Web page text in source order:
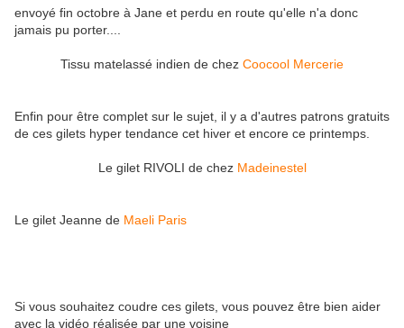
envoyé fin octobre à Jane et perdu en route qu'elle n'a donc
jamais pu porter....
Tissu matelassé indien de chez Coocool Mercerie
Enfin pour être complet sur le sujet, il y a d'autres patrons gratuits
de ces gilets hyper tendance cet hiver et encore ce printemps.
Le gilet RIVOLI de chezMadeinestel
Le gilet Jeanne de Maeli Paris
Si vous souhaitez coudre ces gilets, vous pouvez être bien aider
avec la vidéo réalisée par une voisine